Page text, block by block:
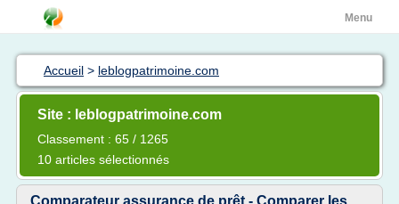
Menu
Accueil > leblogpatrimoine.com
Site : leblogpatrimoine.com
Classement : 65 / 1265
10 articles sélectionnés
Comparateur assurance de prêt - Comparer les